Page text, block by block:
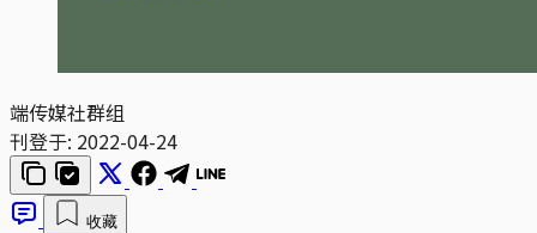
端传媒社群组
刊登于: 2022-04-24
收藏